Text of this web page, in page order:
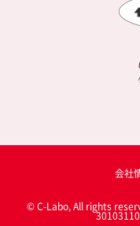
会社
© C-Labo, All rights